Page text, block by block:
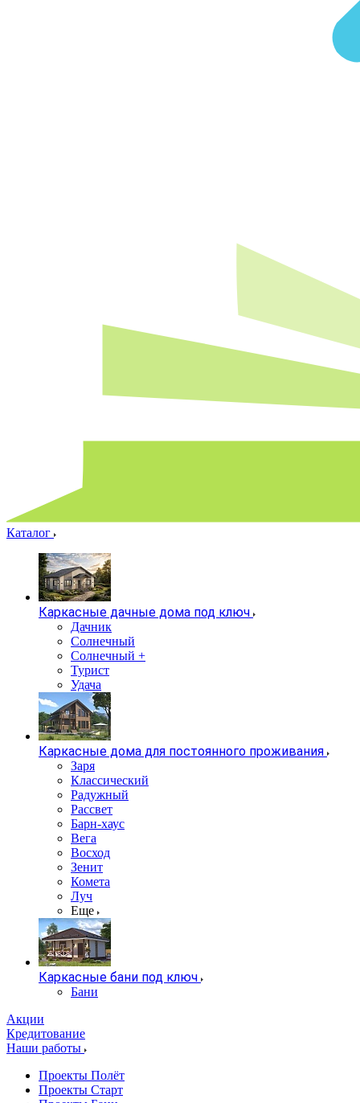
Каталог
Каркасные дачные дома под ключ
Дачник
Солнечный
Солнечный +
Турист
Удача
Каркасные дома для постоянного проживания
Заря
Классический
Радужный
Рассвет
Барн-хаус
Вега
Восход
Зенит
Комета
Луч
Еще
Каркасные бани под ключ
Бани
Акции
Кредитование
Наши работы
Проекты Полёт
Проекты Старт